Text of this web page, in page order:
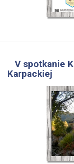
V spotkanie
Karpackiej